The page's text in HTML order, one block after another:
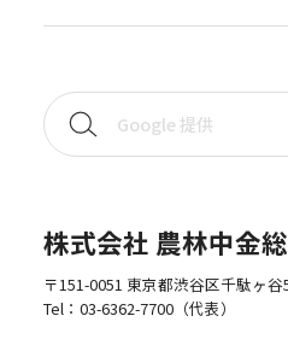
株式会社 農林中金
〒151-0051 東京都渋谷区千駄ヶ
Tel： 03-6362-7700（代表）